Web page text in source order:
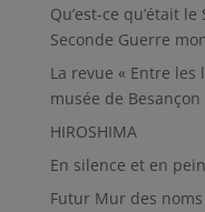
Qu’est-ce qu’était
Seconde Guerre
La revue « Entre les
musée de Besançon
HIROSHIMA
En silence et en
Futur Mur des